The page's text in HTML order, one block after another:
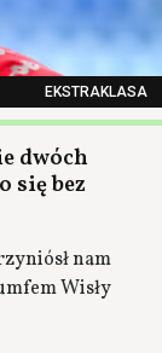
EKSTRAKLASA
dwóch
się bez
nam
Wisły